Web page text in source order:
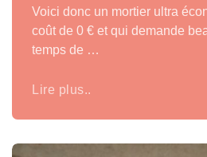
Voici donc un mortier ultra
coût de 0 € et qui demande
temps de …
Lire plus..